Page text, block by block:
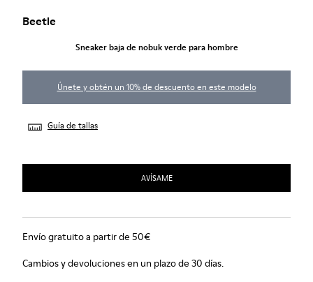
Beetle
Sneaker baja de nobuk verde para hombre
Únete y obtén un 10% de descuento en este modelo
Guía de tallas
AVÍSAME
Envío gratuito a partir de 50€
Cambios y devoluciones en un plazo de 30 días.